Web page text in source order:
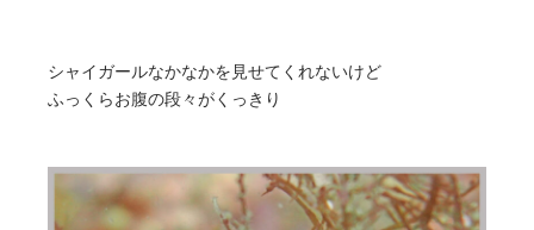
シャイガールなかなかを見せてくれないけど
ふっくらお腹の段々がくっきり